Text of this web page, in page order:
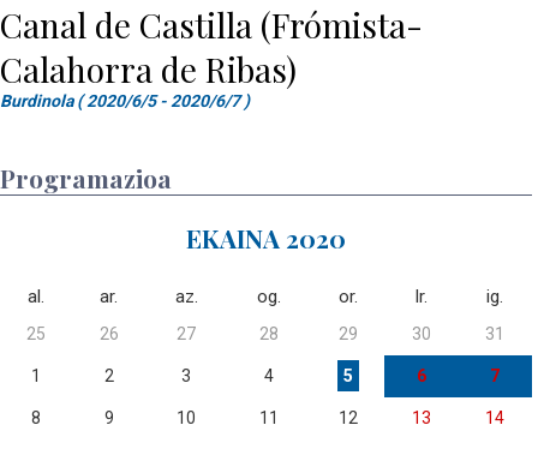
Canal de Castilla (Frómista-
Calahorra de Ribas)
Burdinola ( 2020/6/5 - 2020/6/7 )
Programazioa
EKAINA 2020
al. ar. az. og. or. lr. ig.
25 26 27 28 29 30 31
1 2 3 4 5 6 7
8 9 10 11 12 13 14